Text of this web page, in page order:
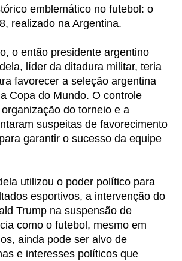
emblemático no futebol: o
realizado na Argentina.
o então presidente argentino
líder da ditadura militar, teria
favorecer a seleção argentina
Copa do Mundo. O controle
do torneio e a
suspeitas de favorecimento
garantir o sucesso da equipe
utilizou o poder político para
esportivos, a intervenção do
Trump na suspensão de
como o futebol, mesmo em
ainda pode ser alvo de
e interesses políticos que